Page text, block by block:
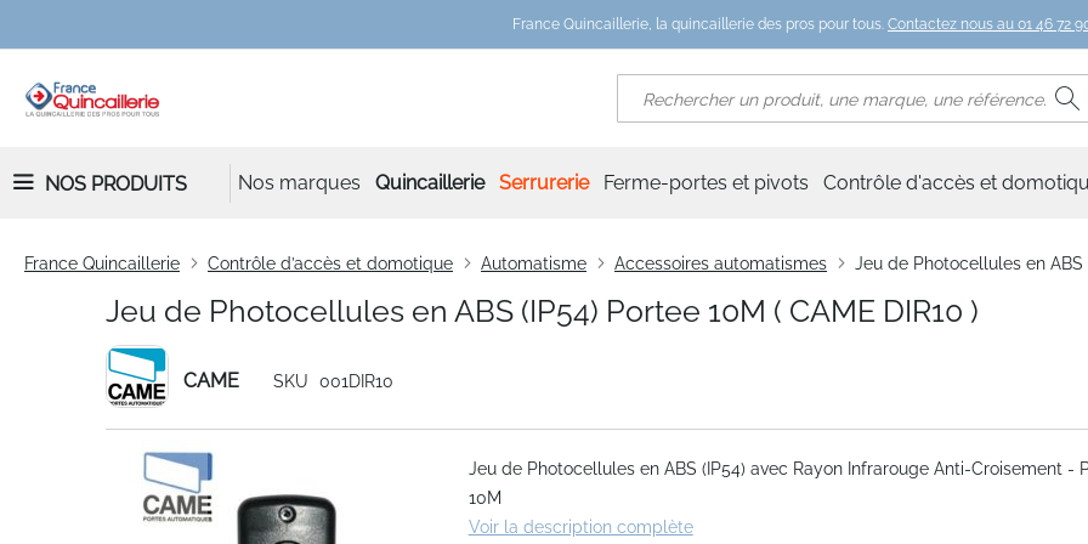
France Quincaillerie, la quincaillerie des pros pour tous. Contactez nous au 01 46 72
NOS PRODUITS Nos marques Quincaillerie Serrurerie Ferme-portes et pivots Contrôle d'accès et
France Quincaillerie Contrôle d’accès et domotique Automatisme Accessoires automatismes Jeu de Photocellules en ABS
Jeu de Photocellules en ABS (IP54) Portee 10M ( CAME DIR10 )
CAME SKU 001DIR10
Jeu de Photocellules en ABS (IP54) avec Rayon Infrarouge Anti-Croisement -
10M
Voir la description complète